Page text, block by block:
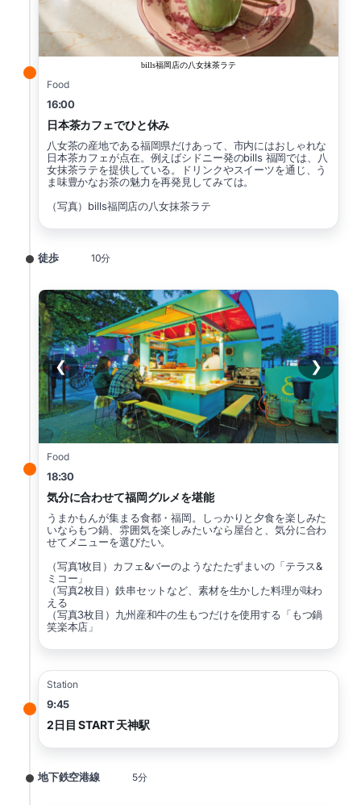
Food
16:00
日本茶カフェでひと休み
八女茶の産地である福岡県だけあって、市内にはおしゃれな
日本茶カフェが点在。例えばシドニー発のbills 福岡では、八
女抹茶ラテを提供している。ドリンクやスイーツを通じ、う
ま味豊かなお茶の魅力を再発見してみては。
（写真）bills福岡店の八女抹茶ラテ
bills福岡店の八女抹茶ラテ
徒歩 10分
Food
18:30
気分に合わせて福岡グルメを堪能
うまかもんが集まる食都・福岡。しっかりと夕食を楽しみた
いならもつ鍋、雰囲気を楽しみたいなら屋台と、気分に合わ
せてメニューを選びたい。
（写真1枚目）カフェ&バーのようなたたずまいの「テラス&
ミコー」
（写真2枚目）鉄串セットなど、素材を生かした料理が味わ
える
（写真3枚目）九州産和牛の生もつだけを使用する「もつ鍋
笑楽本店」
❮ ❯
Station
9:45
2日目 START 天神駅
地下鉄空港線 5分